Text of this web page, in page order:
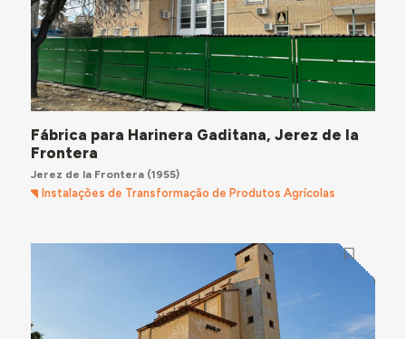
Fábrica para Harinera Gaditana, Jerez de la
Frontera
Jerez de la Frontera(1955)
Instalações de Transformação de Produtos Agrícolas